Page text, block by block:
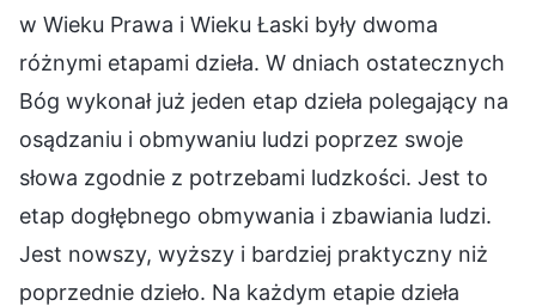
w Wieku Prawa i Wieku Łaski były dwoma
różnymi etapami dzieła. W dniach ostatecznych
Bóg wykonał już jeden etap dzieła polegający na
osądzaniu i obmywaniu ludzi poprzez swoje
słowa zgodnie z potrzebami ludzkości. Jest to
etap dogłębnego obmywania i zbawiania ludzi.
Jest nowszy, wyższy i bardziej praktyczny niż
poprzednie dzieło. Na każdym etapie dzieła